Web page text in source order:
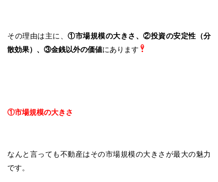
その理由は主に、 ①市場規模の大きさ、②投資の安定性（分
散効果）、③金銭以外の価値にあります
①市場規模の大きさ
なんと言っても不動産はその市場規模の大きさが最大の魅力
です。